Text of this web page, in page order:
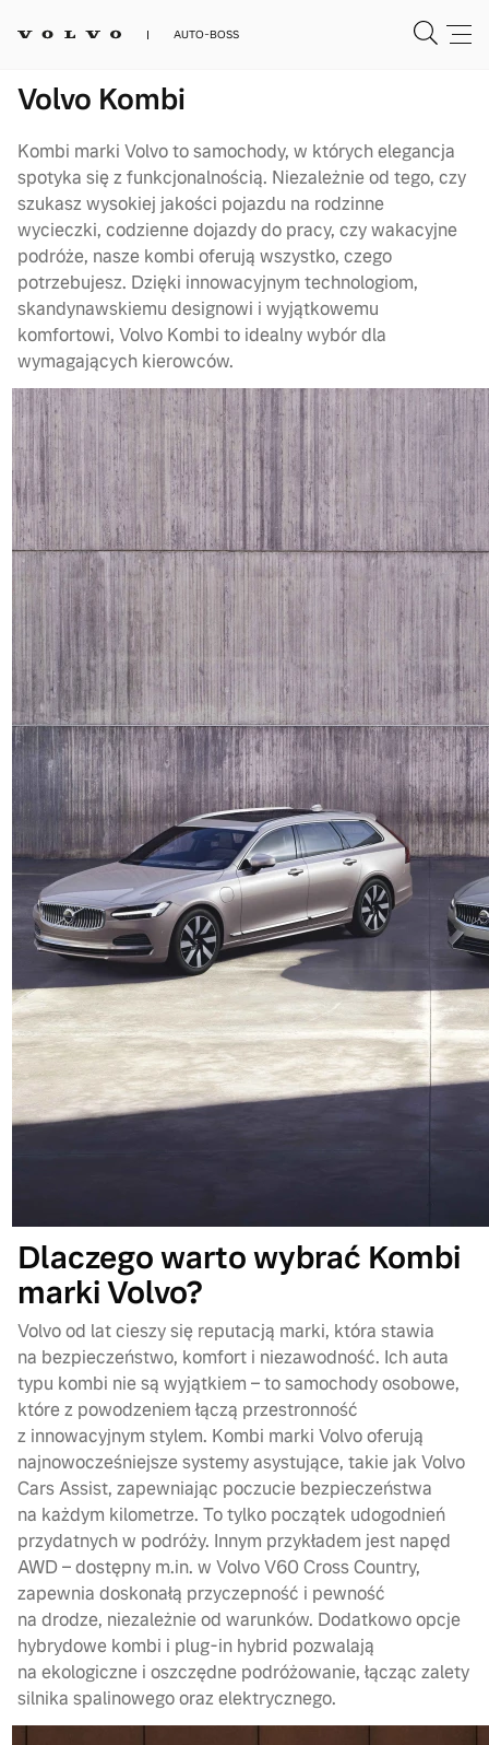
AUTO-BOSS
Volvo Kombi
Kombi marki Volvo to samochody, w których elegancja
spotyka się z funkcjonalnością. Niezależnie od tego, czy
szukasz wysokiej jakości pojazdu na rodzinne
wycieczki, codzienne dojazdy do pracy, czy wakacyjne
podróże, nasze kombi oferują wszystko, czego
potrzebujesz. Dzięki innowacyjnym technologiom,
skandynawskiemu designowi i wyjątkowemu
komfortowi, Volvo Kombi to idealny wybór dla
wymagających kierowców.
Dlaczego warto wybrać Kombi
marki Volvo?
Volvo od lat cieszy się reputacją marki, która stawia
na bezpieczeństwo, komfort i niezawodność. Ich auta
typu kombi nie są wyjątkiem – to samochody osobowe,
które z powodzeniem łączą przestronność
z innowacyjnym stylem. Kombi marki Volvo oferują
najnowocześniejsze systemy asystujące, takie jak Volvo
Cars Assist, zapewniając poczucie bezpieczeństwa
na każdym kilometrze. To tylko początek udogodnień
przydatnych w podróży. Innym przykładem jest napęd
AWD – dostępny m.in. w Volvo V60 Cross Country,
zapewnia doskonałą przyczepność i pewność
na drodze, niezależnie od warunków. Dodatkowo opcje
hybrydowe kombi i plug-in hybrid pozwalają
na ekologiczne i oszczędne podróżowanie, łącząc zalety
silnika spalinowego oraz elektrycznego.